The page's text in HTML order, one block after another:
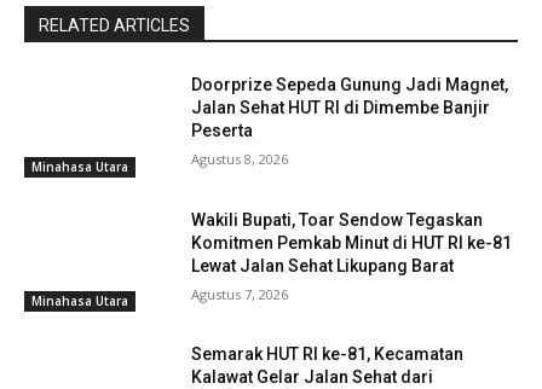
RELATED ARTICLES
Minahasa Utara
Doorprize Sepeda Gunung Jadi Magnet,
Jalan Sehat HUT RI di Dimembe Banjir
Peserta
Agustus 8, 2026
Minahasa Utara
Wakili Bupati, Toar Sendow Tegaskan
Komitmen Pemkab Minut di HUT RI ke-81
Lewat Jalan Sehat Likupang Barat
Agustus 7, 2026
Semarak HUT RI ke-81, Kecamatan
Kalawat Gelar Jalan Sehat dari